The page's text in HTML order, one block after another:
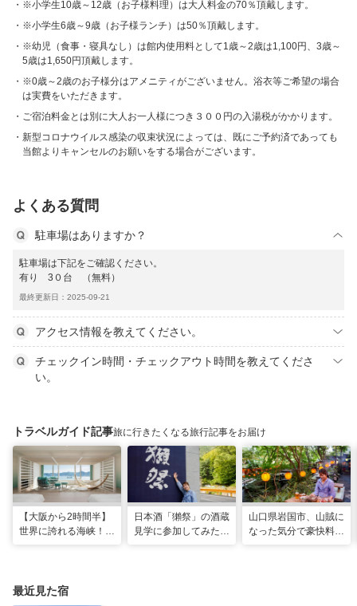
※小学生10歳～12歳（お子様料理）は大人料金の70％頂戴します。
※小学生6歳～9歳（お子様ランチ）は50％頂戴します。
※幼児（食事・寝具なし）は館内使用料として1歳～2歳は1,100円、3歳～
5歳は1,650円頂戴します。
※0歳～2歳のお子様分はアメニティがございません。浴衣等ご希望の場合
は実費をいただきます。
ご宿泊料金とは別に大人お一人様につき３００円の入湯税がかかります。
新型コロナウイルス感染の収束状況によっては、既にご予約済であっても
当館よりキャンセルのお願いをする場合がございます。
よくある質問
駐車場はありますか？
駐車場は下記をご確認ください。
有り 3０台 （無料）
最終更新日：2025-09-21
アクセス情報を教えてください。
チェックイン時間・チェックアウト時間を教えてくださ
い。
トラベルガイド記事旅に行きたくなる旅行記事をお届け
【大阪から2時間半】
世界に誇れる海峡！
日本酒「獺祭」の酒蔵
見学に参加してみた！
山口県岩国市、山賊に
なった気分で豪快料理
最近見た宿